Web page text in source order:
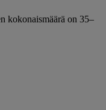
kokonaismäärä on 35–